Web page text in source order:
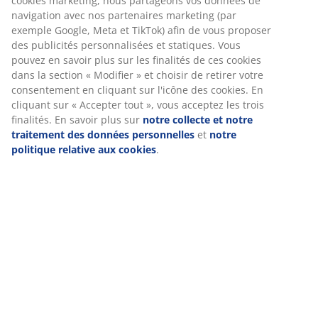
Spécifications
Avis
(17)
navigation avec nos partenaires marketing (par
exemple Google, Meta et TikTok) afin de vous proposer
des publicités personnalisées et statiques. Vous
pouvez en savoir plus sur les finalités de ces cookies
dans la section « Modifier » et choisir de retirer votre
consentement en cliquant sur l'icône des cookies. En
cliquant sur « Accepter tout », vous acceptez les trois
finalités. En savoir plus sur notre collecte et notre
traitement des données personnelles et notre
politique relative aux cookies.